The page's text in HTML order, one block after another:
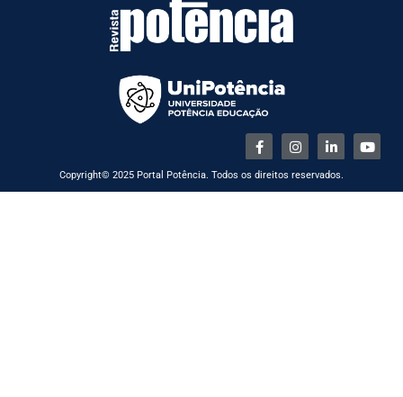
Copyright© 2025 Portal Potência. Todos os direitos reservados.